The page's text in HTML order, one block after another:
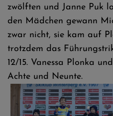
zwölften und Janne Puk
den Mädchen gewann
zwar nicht, sie kam auf
trotzdem das
12/15. Vanessa Plonka
Achte und Neunte.